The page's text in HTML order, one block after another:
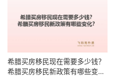
希腊买房移民现在需要多少钱？
希腊买房移民新政策有哪些变